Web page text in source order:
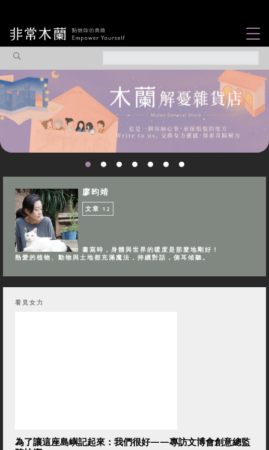
焦點企劃
社會企業
廖昀靖
文章 12
書寫時，身體與世界的暖度是那麼地剛好！
熱愛的植物、動物與土地都充滿魔法，持續對話，側耳傾聽。
看見女力
為了讓這座島嶼記起來：我們很好——專訪文博會創意總監